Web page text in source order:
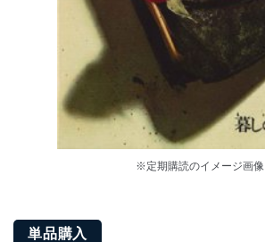
※定期購読のイメージ画像
単品購入